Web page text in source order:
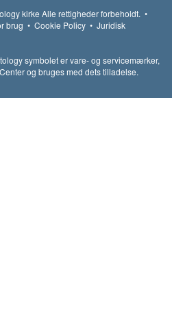
kirke Alle rettigheder forbeholdt. •
brug • Cookie Policy • Juridisk
symbolet er vare- og servicemærker,
og bruges med dets tilladelse.